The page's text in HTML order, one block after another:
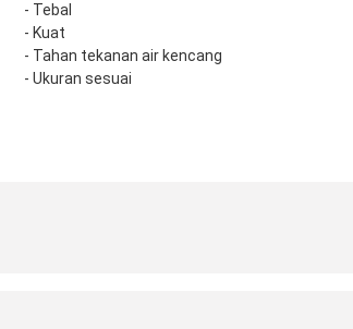
- Tebal
- Kuat
- Tahan tekanan air kencang
- Ukuran sesuai